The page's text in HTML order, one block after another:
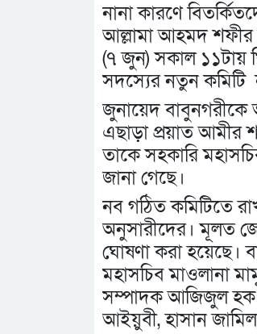
নানা কারণে
আল্লামা আহমদ শফীর
(৭ জুন) সকাল ১১টায়
সদস্যের নতুন কমিটি
জুনায়েদ বাবুনগরীকে
এছাড়া প্রয়াত আমীর
তাকে সহকারি
জানা গেছে।
নব গঠিত কমিটিতে
অনুসারীদের। মূলত
ঘোষণা করা হয়েছে।
মহাসচিব মাওলানা
সম্পাদক আজিজুল হক
আইয়ুবী, হাসান